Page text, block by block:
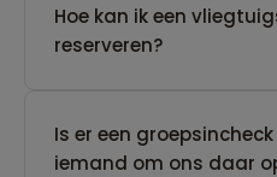
Hoe kan ik een
reserveren?
Is er een
iemand om ons daar